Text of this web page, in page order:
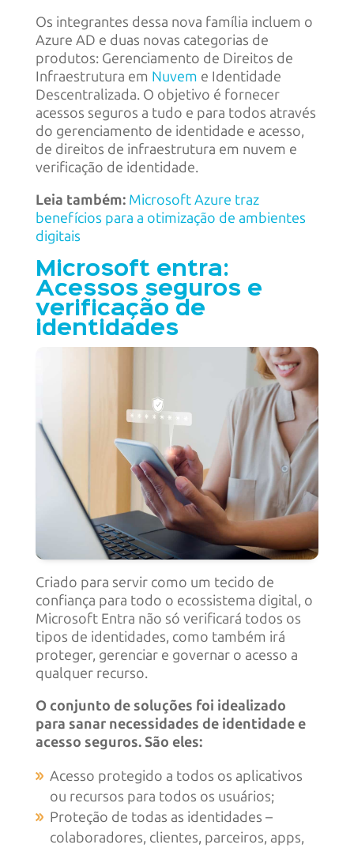
Os integrantes dessa nova família incluem o
Azure AD e duas novas categorias de
produtos: Gerenciamento de Direitos de
Infraestrutura em Nuvem e Identidade
Descentralizada. O objetivo é fornecer
acessos seguros a tudo e para todos através
do gerenciamento de identidade e acesso,
de direitos de infraestrutura em nuvem e
verificação de identidade.
Leia também: Microsoft Azure traz
benefícios para a otimização de ambientes
digitais
Microsoft entra:
Acessos seguros e
verificação de
identidades
Criado para servir como um tecido de
confiança para todo o ecossistema digital, o
Microsoft Entra não só verificará todos os
tipos de identidades, como também irá
proteger, gerenciar e governar o acesso a
qualquer recurso.
O conjunto de soluções foi idealizado
para sanar necessidades de identidade e
acesso seguros. São eles:
Acesso protegido a todos os aplicativos
ou recursos para todos os usuários;
Proteção de todas as identidades –
colaboradores, clientes, parceiros, apps,